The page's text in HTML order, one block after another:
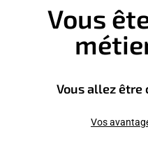
Vous
Vous allez être
Vos